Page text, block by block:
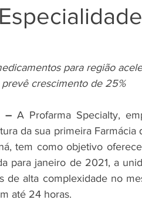
para região
crescimento de 25%
– A Profarma Specialty,
da sua primeira Farmácia
tem como objetivo
para janeiro de 2021, a
de alta complexidade no
até 24 horas.